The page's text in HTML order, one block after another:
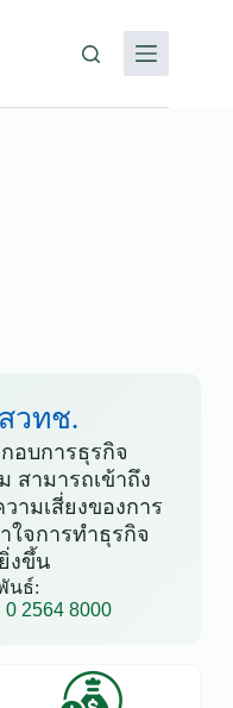
วทช.
อบการธุรกิจ
สามารถเข้าถึง
ามเสี่ยงของการ
ใจการทำธุรกิจ
งขึ้น
นธ์:
0 2564 8000